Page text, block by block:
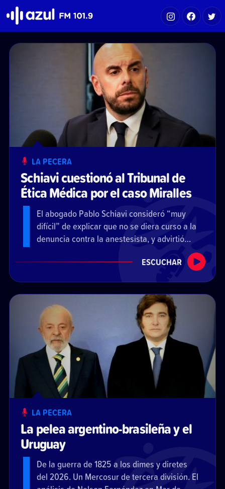
LA PECERA
Schiavi cuestionó al Tribunal de
Ética Médica por el caso Miralles
El abogado Pablo Schiavi consideró “muy
difícil” de explicar que no se diera curso a la
denuncia contra la anestesista, y advirtió
transparencia”.
ESCUCHAR
LA PECERA
La pelea argentino-brasileña y el
Uruguay
De la guerra de 1825 a los dimes y diretes
del 2026. Un Mercosur de tercera división. El